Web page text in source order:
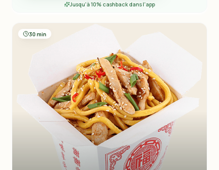
Jusqu'à 10% cashback dans l'app
30 min